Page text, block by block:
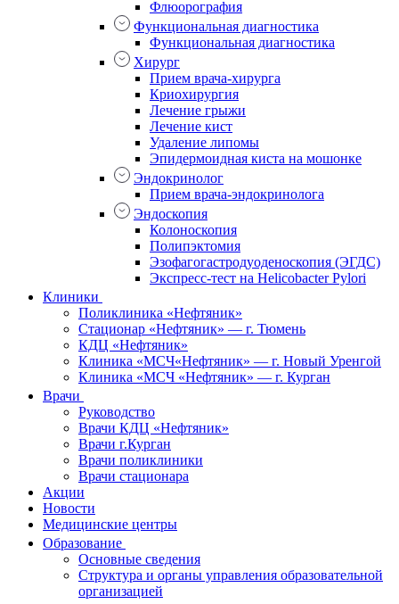
Флюорография
Функциональная диагностика
Функциональная диагностика
Хирург
Прием врача-хирурга
Криохирургия
Лечение грыжи
Лечение кист
Удаление липомы
Эпидермоидная киста на мошонке
Эндокринолог
Прием врача-эндокринолога
Эндоскопия
Колоноскопия
Полипэктомия
Эзофагогастродуоденоскопия (ЭГДС)
Экспресс-тест на Helicobacter Pylori
Клиники
Поликлиника «Нефтяник»
Стационар «Нефтяник» — г. Тюмень
КДЦ «Нефтяник»
Клиника «МСЧ«Нефтяник» — г. Новый Уренгой
Клиника «МСЧ «Нефтяник» — г. Курган
Врачи
Руководство
Врачи КДЦ «Нефтяник»
Врачи г.Курган
Врачи поликлиники
Врачи стационара
Акции
Новости
Медицинские центры
Образование
Основные сведения
Структура и органы управления образовательной
организацией